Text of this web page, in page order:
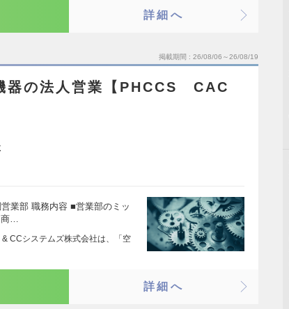
詳細へ
掲載期間 26/08/06～26/08/19
器の法人営業【PHCCS CAC
部 職務内容 ■営業部のミッ
…
& CCシステムズ株式会社は、「空
詳細へ